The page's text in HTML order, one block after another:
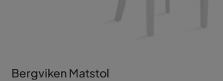
Bergviken Matstol